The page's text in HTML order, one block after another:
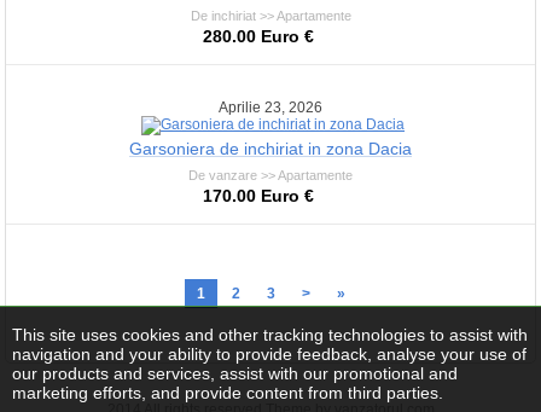
De inchiriat >> Apartamente
280.00 Euro €
Aprilie 23, 2026
Garsoniera de inchiriat in zona Dacia
De vanzare >> Apartamente
170.00 Euro €
1 2 3 > »
This site uses cookies and other tracking technologies to assist with
navigation and your ability to provide feedback, analyse your use of
our products and services, assist with our promotional and
marketing efforts, and provide content from third parties.